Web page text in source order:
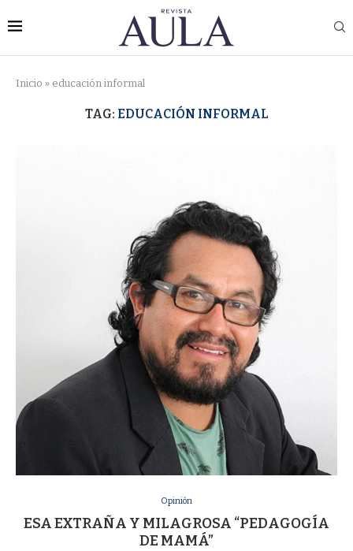
Inicio » educación informal
TAG: EDUCACIÓN INFORMAL
Opinión
ESA EXTRAÑA Y MILAGROSA “PEDAGOGÍA
DE MAMÁ”